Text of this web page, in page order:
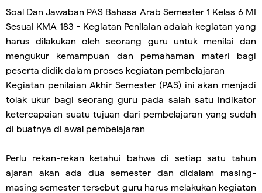
Soal Dan Jawaban PAS Bahasa Arab Semester 1 Kelas 6 MI
Sesuai KMA 183 - Kegiatan Penilaian adalah kegiatan yang
harus dilakukan oleh seorang guru untuk menilai dan
mengukur kemampuan dan pemahaman materi bagi
peserta didik dalam proses kegiatan pembelajaran
Kegiatan penilaian Akhir Semester (PAS) ini akan menjadi
tolak ukur bagi seorang guru pada salah satu indikator
ketercapaian suatu tujuan dari pembelajaran yang sudah
di buatnya di awal pembelajaran
Perlu rekan-rekan ketahui bahwa di setiap satu tahun
ajaran akan ada dua semester dan didalam masing-
masing semester tersebut guru harus melakukan kegiatan